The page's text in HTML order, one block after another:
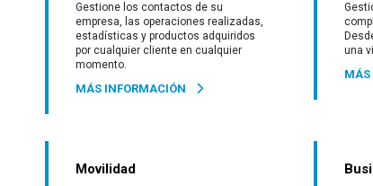
Gestione los contactos de su
empresa, las operaciones realizadas,
estadísticas y productos adquiridos
por cualquier cliente en cualquier
momento.
MÁS INFORMACIÓN
una
MÁS
Movilidad